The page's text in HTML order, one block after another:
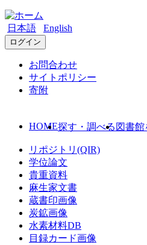
日本語 English
ログイン
お問合わせ
サイトポリシー
寄附
HOME探す・調べる 図書館
リポジトリ(QIR)
学位論文
貴重資料
麻生家文書
蔵書印画像
炭鉱画像
水素材料DB
目録カード画像